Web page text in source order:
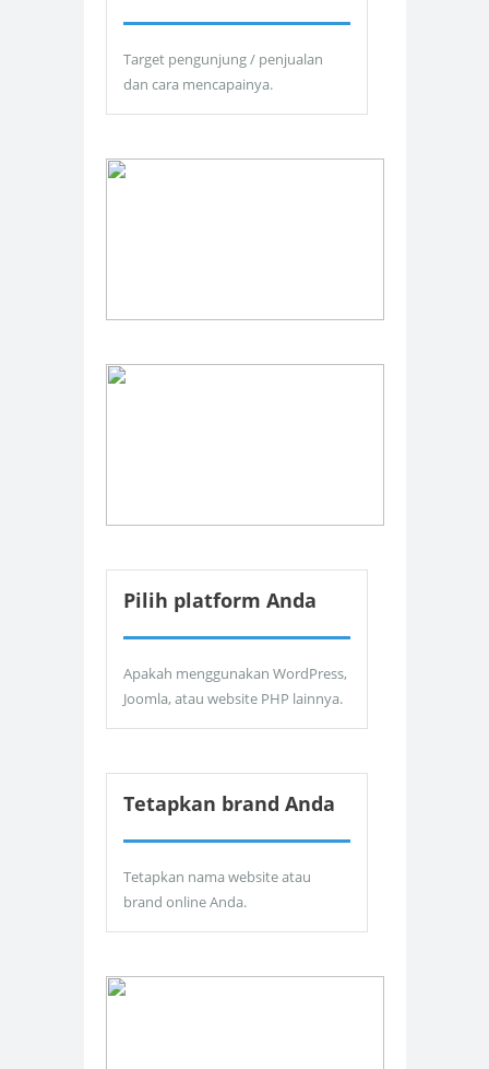
Target pengunjung / penjualan
dan cara mencapainya.
Pilih platform Anda
Apakah menggunakan WordPress,
Joomla, atau website PHP lainnya.
Tetapkan brand Anda
Tetapkan nama website atau
brand online Anda.